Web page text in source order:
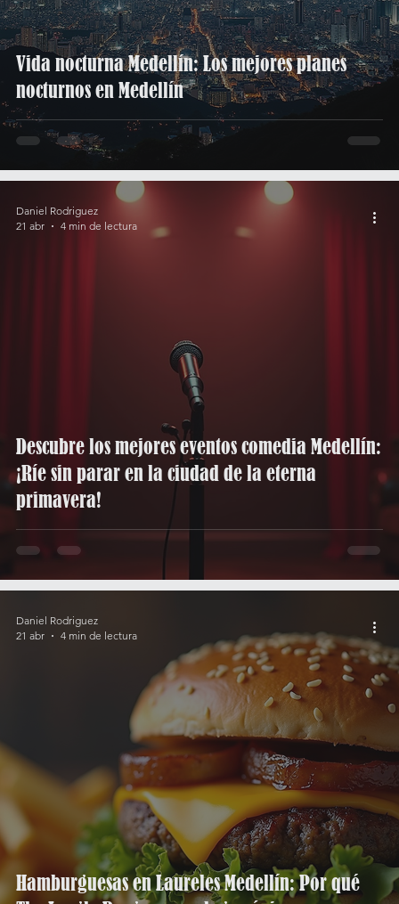
Vida nocturna Medellín: Los mejores planes
nocturnos en Medellín
Descubre los mejores eventos comedia Medellín:
¡Ríe sin parar en la ciudad de la eterna
primavera!
Daniel Rodriguez
21 abr
4 min de lectura
Hamburguesas en Laureles Medellín: Por qué
Daniel Rodriguez
21 abr
4 min de lectura